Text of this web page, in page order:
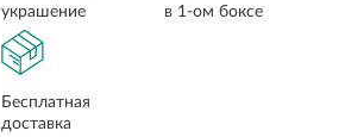
украшение
в 1-ом боксе
Бесплатная
доставка